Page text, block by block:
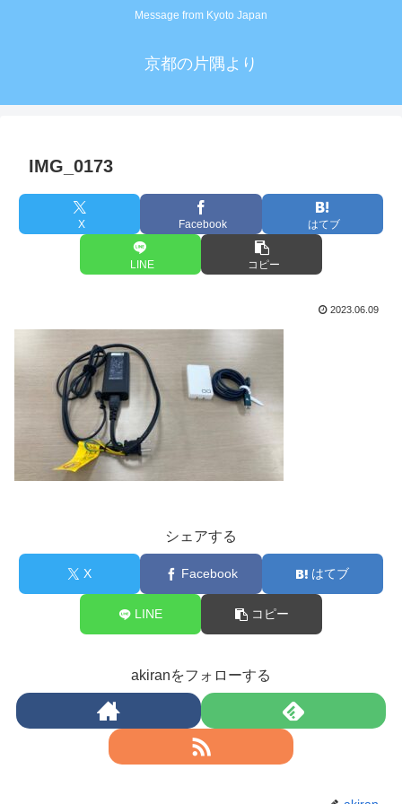
Message from Kyoto Japan
京都の片隅より
IMG_0173
X Facebook はてブ
LINE コピー
2023.06.09
シェアする
X Facebook はてブ
LINE コピー
akiranをフォローする